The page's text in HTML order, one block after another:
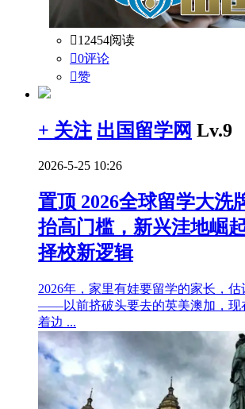
12454阅读
0评论
赞
+ 关注 出国留学网 Lv.9
2026-5-25 10:26
置顶 2026全球留学大洗
抬高门槛，新兴洼地崛
择校新逻辑
2026年，家里有娃要留学的家长，
——以前挤破头要去的英美澳加，现
着边 ...